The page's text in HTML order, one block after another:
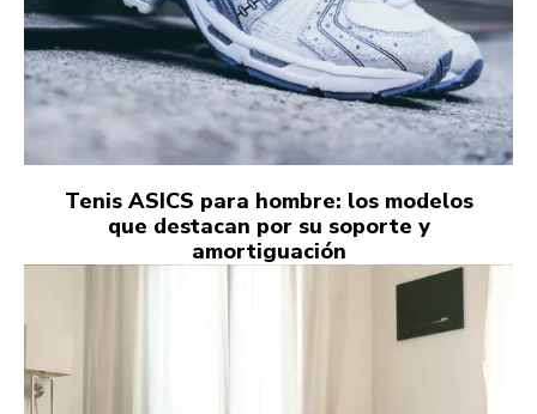
Tenis ASICS para hombre: los modelos
que destacan por su soporte y
amortiguación